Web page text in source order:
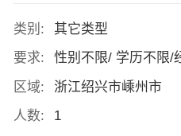
类别:
其它类型
要求:
性别不限/ 学历不限/
区域:
浙江绍兴市嵊州市
人数:
1